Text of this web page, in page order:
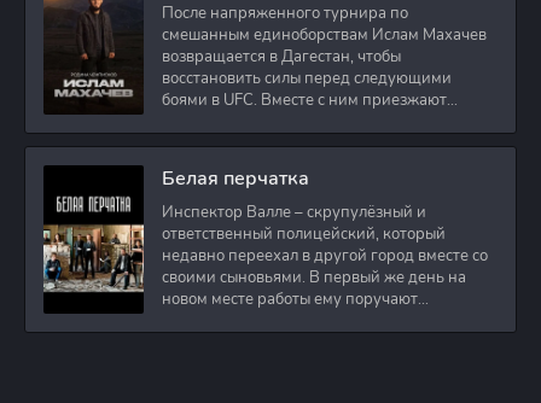
После напряженного турнира по
смешанным единоборствам Ислам Махачев
возвращается в Дагестан, чтобы
восстановить силы перед следующими
боями в UFC. Вместе с ним приезжают
Белая перчатка
Инспектор Валле – скрупулёзный и
ответственный полицейский, который
недавно переехал в другой город вместе со
своими сыновьями. В первый же день на
новом месте работы ему поручают